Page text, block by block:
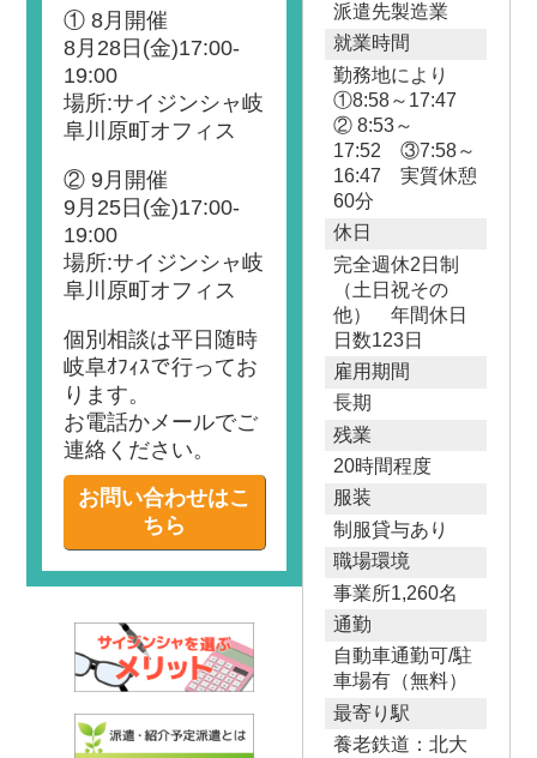
派遣先製造業
就業時間
勤務地により
①8:58～17:47
② 8:53～
17:52 ③7:58～
16:47 実質休憩
60分
休日
完全週休2日制
（土日祝その
他） 年間休日
日数123日
雇用期間
長期
残業
20時間程度
服装
制服貸与あり
職場環境
事業所1,260名
通勤
自動車通勤可/駐
車場有（無料）
最寄り駅
養老鉄道：北大
① 8月開催
8月28日(金)17:00-
19:00
場所:サイジンシャ岐
阜川原町オフィス
② 9月開催
9月25日(金)17:00-
19:00
場所:サイジンシャ岐
阜川原町オフィス
個別相談は平日随時
岐阜ｵﾌｨｽで行ってお
ります。
お電話かメールでご
連絡ください。
お問い合わせはこ
ちら